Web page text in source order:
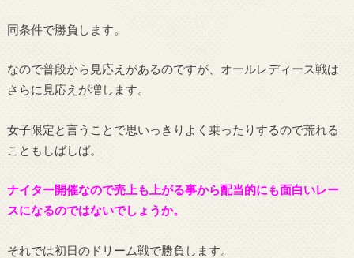
同条件で勝負します。
なので普段から見応えがあるのですが、オールレディース戦は
さらに見応えが増します。
女子限定と言うことで思いっきりよく乗ったりするので荒れる
こともしばしば。
ナイター開催なので売上も上がる事から配当的にも面白いレー
スになるのではないでしょうか。
それでは初日のドリーム戦で勝負します。